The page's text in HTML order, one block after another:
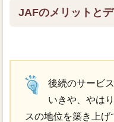
JAFのメリットと
後続のサービ
いきや、やは
スの地位を築き上げ